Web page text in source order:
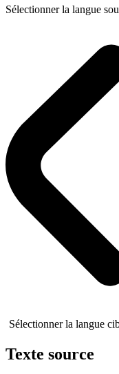
Sélectionner la langue
Sélectionner la langue
Texte source